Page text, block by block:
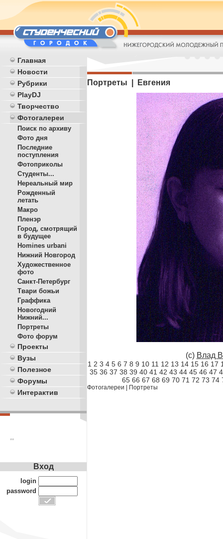
Главная
Новости
Рубрики
PlayDJ
Творчество
Фотогалереи
Поиск по архиву
Фото дня
Последние
поступления
Фотоприколы
Студенты...
Нереальный мир
Рожденный
летать
Макро
Пленэр
Город, смотрящий
в будущее
Homines urbani
Нижний Новгород
Художественное
фото
Санкт-Петербург
Твари божьи
Граффика
Новогодний
Нижний...
Портреты
Фото форум
Проекты
Вузы
Полезное
Форумы
Интерактив
**
Портреты | Евгения
(с) Влад
1 2 3 4 5 6 7 8 9 10 11 12 13 14 15 16 17
35 36 37 38 39 40 41 42 43 44 45 46 47
65 66 67 68 69 70 71 72 73 74
Фотогалереи Портреты
Вход
login
password